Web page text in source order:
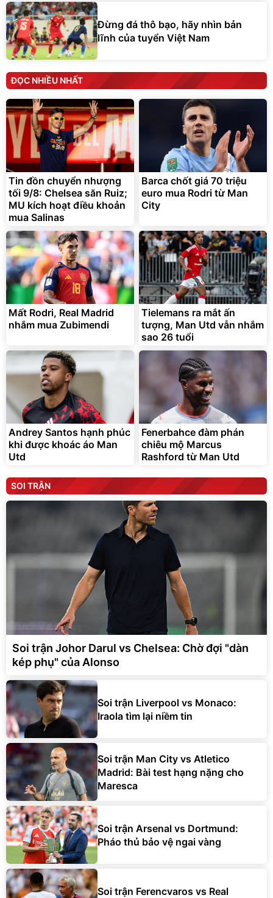
Đừng đá thô bạo, hãy nhìn bản
lĩnh của tuyển Việt Nam
ĐỌC NHIỀU NHẤT
Tin đồn chuyển nhượng
tối 9/8: Chelsea săn Ruiz;
MU kích hoạt điều khoản
mua Salinas
Barca chốt giá 70 triệu
euro mua Rodri từ Man
City
Mất Rodri, Real Madrid
nhắm mua Zubimendi
Tielemans ra mắt ấn
tượng, Man Utd vẫn nhắm
sao 26 tuổi
Andrey Santos hạnh phúc
khi được khoác áo Man
Utd
Fenerbahce đàm phán
chiêu mộ Marcus
Rashford từ Man Utd
SOI TRẬN
Soi trận Johor Darul vs Chelsea: Chờ đợi "dàn
kép phụ" của Alonso
Soi trận Liverpool vs Monaco:
Iraola tìm lại niềm tin
Soi trận Man City vs Atletico
Madrid: Bài test hạng nặng cho
Maresca
Soi trận Arsenal vs Dortmund:
Pháo thủ bảo vệ ngai vàng
Soi trận Ferencvaros vs Real